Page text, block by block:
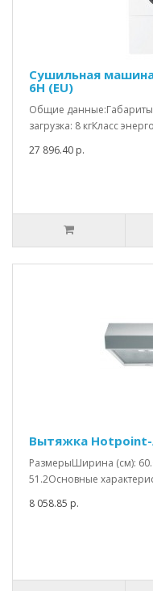
Сушильная
6H (EU)
Общие
загрузка: 8 кгКласс
27 896.40 р.
Вытяжка Hotpoint-
РазмерыШирина (см):
51.2Основные
8 058.85 р.